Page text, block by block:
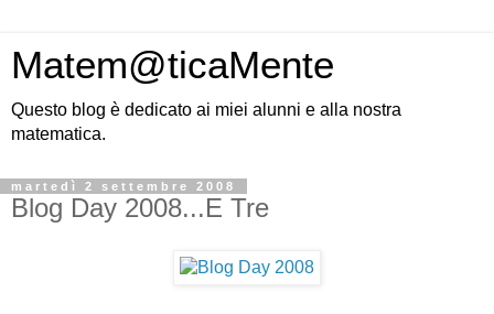
Matem@ticaMente
Questo blog è dedicato ai miei alunni e alla nostra
matematica.
martedì 2 settembre 2008
Blog Day 2008...E Tre